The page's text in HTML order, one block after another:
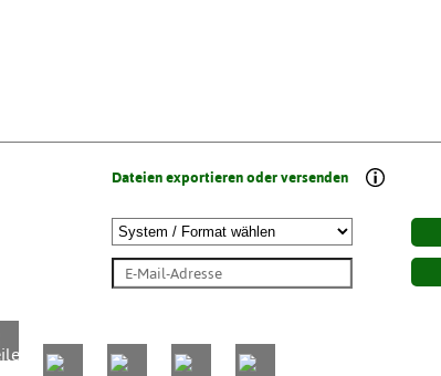
Dateien exportieren oder versenden